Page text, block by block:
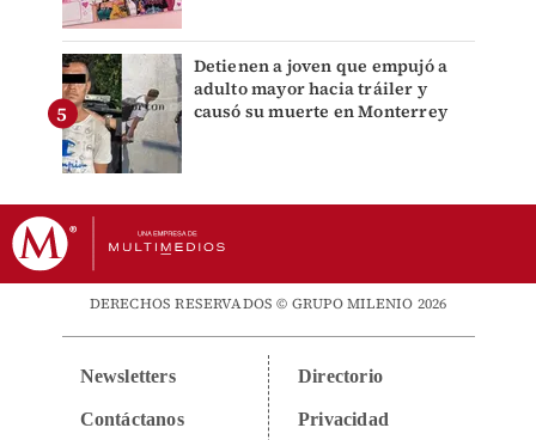
Detienen a joven que empujó a
adulto mayor hacia tráiler y
causó su muerte en Monterrey
DERECHOS RESERVADOS © GRUPO MILENIO 2026
Newsletters
Contáctanos
Directorio
Privacidad